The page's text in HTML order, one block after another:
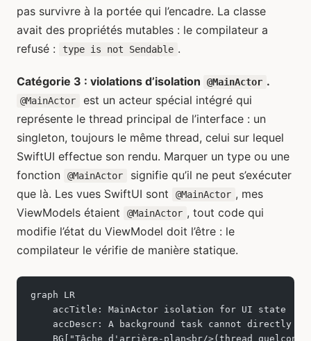
pas survivre à la portée qui l’encadre. La classe
avait des propriétés mutables : le compilateur a
refusé :
type is not Sendable .
Catégorie 3 : violations d’isolation @MainActor .
@MainActor
est un acteur spécial intégré qui
représente le thread principal de l’interface : un
singleton, toujours le même thread, celui sur lequel
SwiftUI effectue son rendu. Marquer un type ou une
fonction
@MainActor
signifie qu’il ne peut s’exécuter
que là. Les vues SwiftUI sont
@MainActor , mes
ViewModels étaient
@MainActor , tout code qui
modifie l’état du ViewModel doit l’être : le
compilateur le vérifie de manière statique.
graph LR
    accTitle: MainActor isolation for UI state
accDescr: A background task cannot directly
BG["Tâche d'arrière-plan<br/>(thread